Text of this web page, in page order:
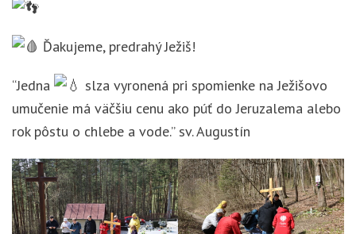
Ďakujeme, predrahý Ježiš!
“Jedna
slza vyronená pri spomienke na Ježišovo
umučenie má väčšiu cenu ako púť do Jeruzalema alebo
rok pôstu o chlebe a vode.” sv. Augustín